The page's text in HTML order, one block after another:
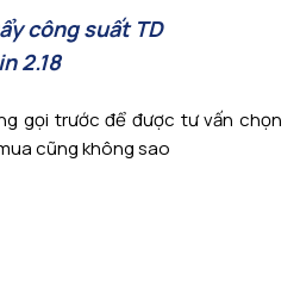
công suất TD
2.18
gọi trước để được tư vấn chọn
cũng không sao